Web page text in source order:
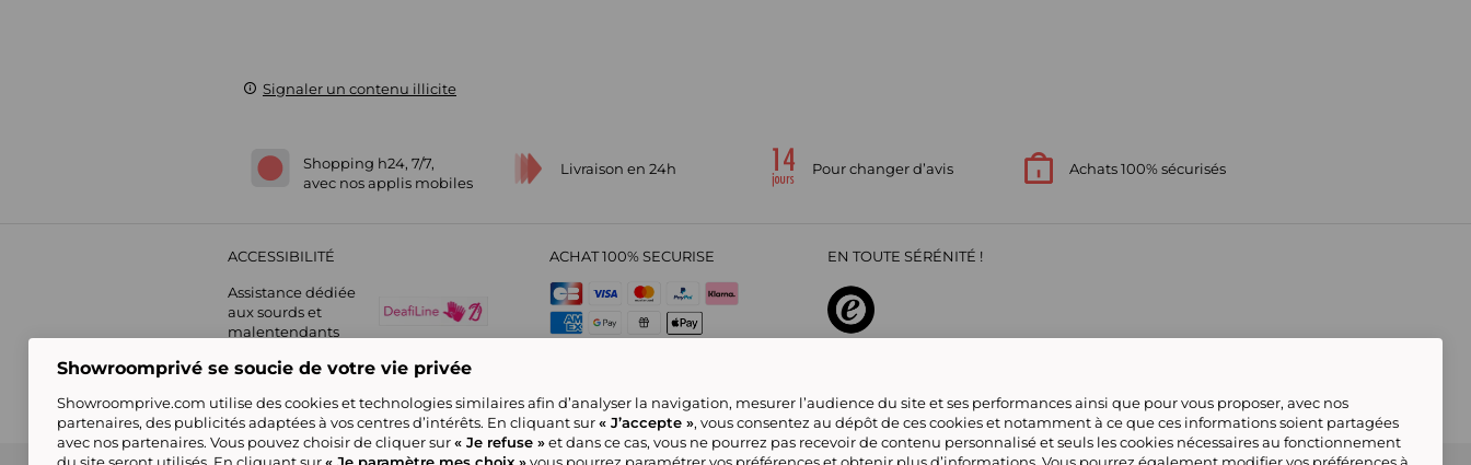
Signaler un contenu illicite
Shopping h24, 7/7,
avec nos applis mobiles
Livraison en 24h Pour changer d’avis Achats 100% sécurisés
ACCESSIBILITÉ
Assistance dédiée
aux sourds et
malentendants
ACHAT 100% SECURISE EN TOUTE SÉRÉNITÉ !
Guide d'achat Showroomprive group CGV Politique de confidentialité Offre Partenaire Rejoignez-nous Nous contacter Gérer mes cookies
Showroomprivé se soucie de votre vie privée
Showroomprive.com utilise des cookies et technologies similaires afin d’analyser la navigation, mesurer l’audience du site et ses performances ainsi que pour vous proposer, avec nos
partenaires, des publicités adaptées à vos centres d’intérêts. En cliquant sur« J’accepte », vous consentez au dépôt de ces cookies et notamment à ce que ces informations soient partagées
avec nos partenaires. Vous pouvez choisir de cliquer sur« Je refuse »et dans ce cas, vous ne pourrez pas recevoir de contenu personnalisé et seuls les cookies nécessaires au fonctionnement